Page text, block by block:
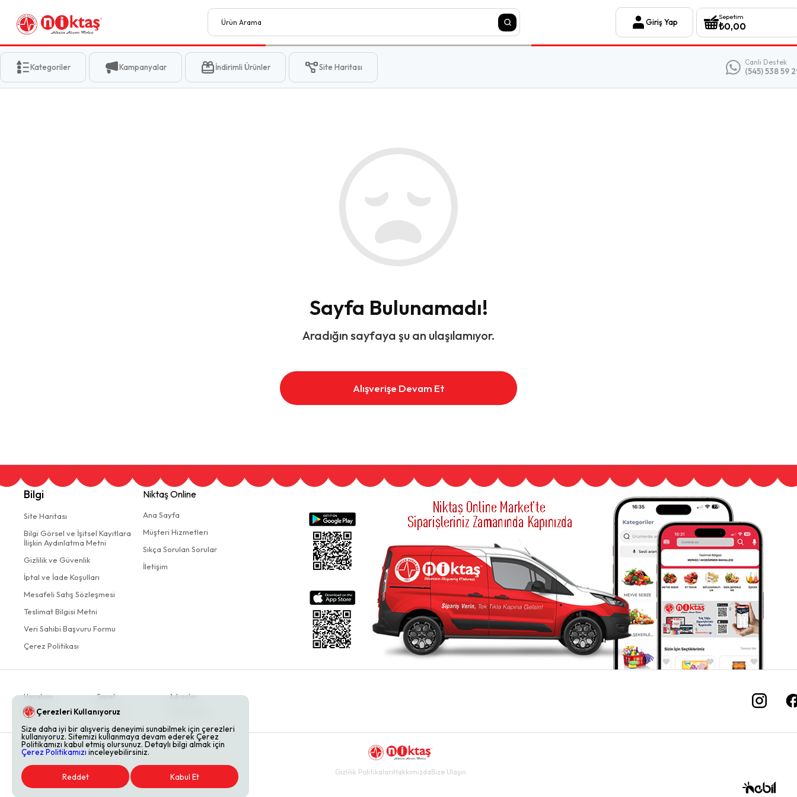
Giriş Yap
Sepetim
₺0,00
Kategoriler Kampanyalar İndirimli Ürünler Site Haritası Canlı Destek
(545) 538 59
Sayfa Bulunamadı!
Aradığın sayfaya şu an ulaşılamıyor.
Alışverişe Devam Et
Bilgi
Site Haritası
Bilgi Görsel ve İşitsel Kayıtlara
İlişkin Aydınlatma Metni
Gizlilik ve Güvenlik
İptal ve İade Koşulları
Mesafeli Satış Sözleşmesi
Teslimat Bilgisi Metni
Veri Sahibi Başvuru Formu
Çerez Politikası
Niktaş Online
Ana Sayfa
Müşteri Hizmetleri
Sıkça Sorulan Sorular
İletişim
Hesabım
Siparişler
Sepet
Favoriler
Adresler
Gizlilik PolitikalarıHakkımızdaBize Ulaşın
Çerezleri Kullanıyoruz
Size daha iyi bir alışveriş deneyimi sunabilmek için çerezleri
kullanıyoruz. Sitemizi kullanmaya devam ederek Çerez
Politikamızı kabul etmiş olursunuz. Detaylı bilgi almak için
Çerez Politikamızı inceleyebilirsiniz.
Reddet Kabul Et